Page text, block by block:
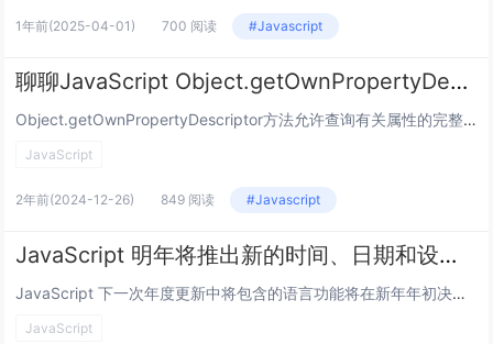
1年前(2025-04-01) 700 阅读 #Javascript
聊聊JavaScript Object.getOwnPropertyDescriptor() 方法
Object.getOwnPropertyDescriptor方法允许查询有关属性的完整信息，并返回给定对象的自身属性（即直接存在于对象上而不是在对象的原型链中的属性）的属性描述符。语法：bject.getOwnPropertyDescri...
JavaScript
2年前(2024-12-26) 849 阅读 #Javascript
JavaScript 明年将推出新的时间、日期和设置功能
JavaScript 下一次年度更新中将包含的语言功能将在新年年初决定，其中包括到 2025 年 3 月达到第四阶段里程碑的项目（并且有几个功能已经达到了这个水平）。还有其他一些项目也有望及时上榜——包括至少一个备受期待的项目，该项目似乎终...
JavaScript